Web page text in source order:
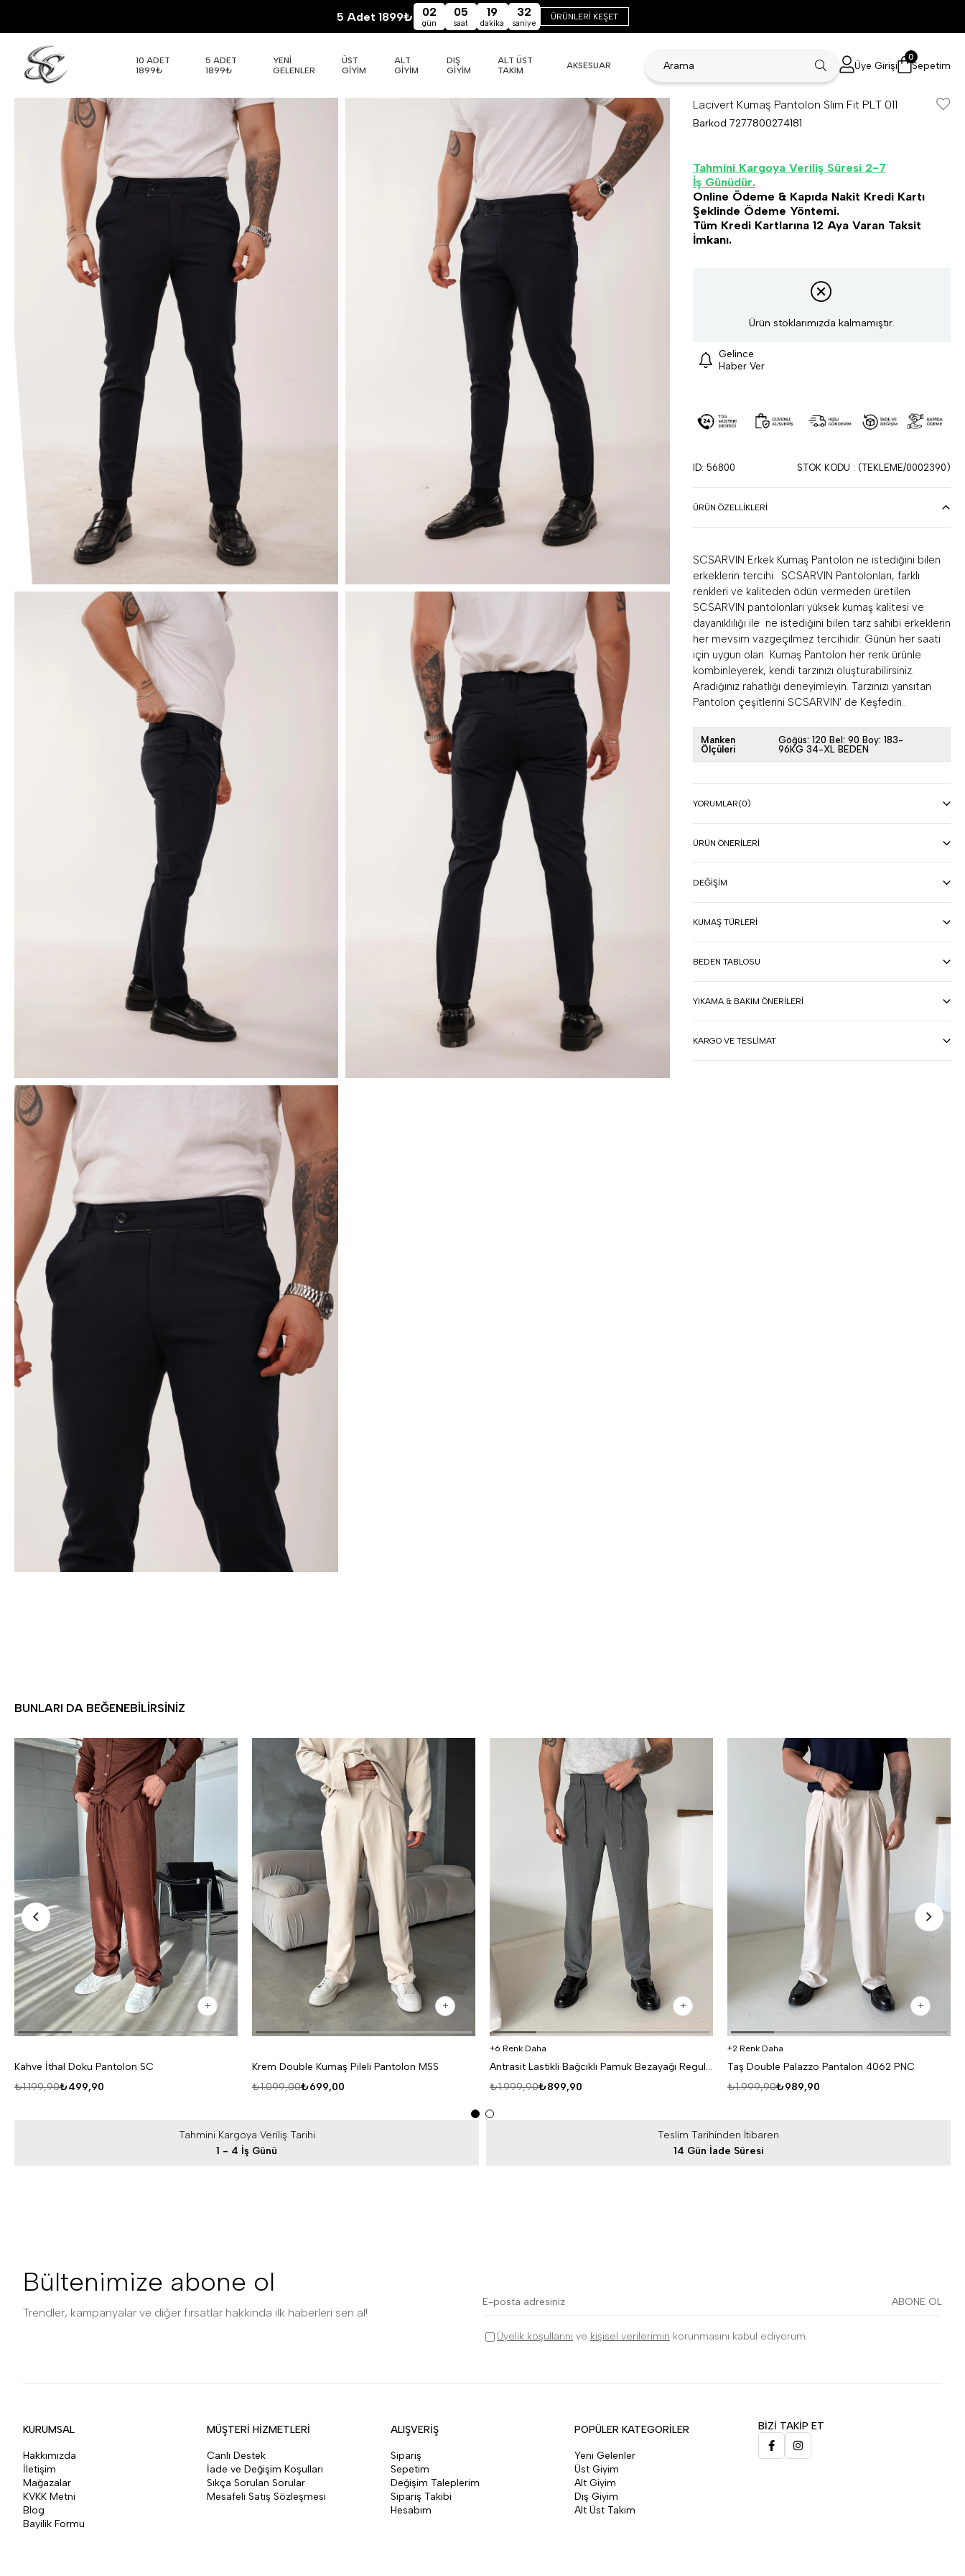
5 Adet 1899₺ 02
gün
05
saat
19
dakika
30
saniye
ÜRÜNLERİ KEŞET
10 ADET
1899₺
5 ADET
1899₺
YENİ
GELENLER
ÜST
GİYİM
ALT
GİYİM
DIŞ
GİYİM
ALT ÜST
TAKIM
AKSESUAR Üye Girişi Sepetim
0
Lacivert Kumaş Pantolon Slim Fit PLT 011
Barkod 7277800274181
Tahmini Kargoya Veriliş Süresi 2-7
İş Günüdür.
Online Ödeme & Kapıda Nakit Kredi Kartı
Şeklinde Ödeme Yöntemi.
Tüm Kredi Kartlarına 12 Aya Varan Taksit
İmkanı.
Ürün stoklarımızda kalmamıştır.
Gelince
Haber Ver
ID: 56800 STOK KODU (TEKLEME/0002390)
ÜRÜN ÖZELLIKLERI
SCSARVIN Erkek Kumaş Pantolon ne istediğini bilen
erkeklerin tercihi. SCSARVIN Pantolonları, farklı
renkleri ve kaliteden ödün vermeden üretilen
SCSARVIN pantolonları yüksek kumaş kalitesi ve
dayanıklılığı ile ne istediğini bilen tarz sahibi erkeklerin
her mevsim vazgeçilmez tercihidir. Günün her saati
için uygun olan Kumaş Pantolon her renk ürünle
kombinleyerek, kendi tarzınızı oluşturabilirsiniz.
Aradığınız rahatlığı deneyimleyin. Tarzınızı yansıtan
Pantolon çeşitlerini SCSARVIN’ de Keşfedin..
Manken
Ölçüleri
Göğüs: 120 Bel: 90 Boy: 183-
96KG 34-XL BEDEN
YORUMLAR(0)
ÜRÜN ÖNERILERI
DEĞIŞIM
KUMAŞ TÜRLERI
BEDEN TABLOSU
YIKAMA & BAKIM ÖNERILERI
KARGO VE TESLIMAT
BUNLARI DA BEĞENEBILIRSINIZ
Kahve İthal Doku Pantolon SC
₺499,90
₺1.199,90
Krem Double Kumaş Pileli Pantolon MSS
₺699,00
₺1.099,00
6 Renk Daha
Antrasit Lastikli Bağcıklı Pamuk Bezayağı Regular Fit Kumaş Pant snz 1265
₺899,90
₺1.999,90
2 Renk Daha
Taş Double Palazzo Pantalon 4062 PNC
₺989,90
₺1.999,90
Tahmini Kargoya Veriliş Tarihi
1 - 4 İş Günü
Teslim Tarihinden İtibaren
14 Gün İade Süresi
Bültenimize abone ol
Trendler, kampanyalar ve diğer fırsatlar hakkında ilk haberleri sen al!
ABONE OL
Üyelik koşullarını ve kişisel verilerimin korunmasını kabul ediyorum.
KURUMSAL
Hakkımızda
İletişim
Mağazalar
KVKK Metni
Blog
Bayilik Formu
MÜŞTERİ HİZMETLERİ
Canlı Destek
İade ve Değişim Koşulları
Sıkça Sorulan Sorular
Mesafeli Satış Sözleşmesi
ALIŞVERİŞ
Sipariş
Sepetim
Değişim Taleplerim
Sipariş Takibi
Hesabım
POPÜLER KATEGORİLER
Yeni Gelenler
Üst Giyim
Alt Giyim
Dış Giyim
Alt Üst Takım
BİZİ TAKİP ET